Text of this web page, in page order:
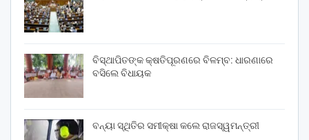
ବିସ୍ଥାପିତଙ୍କ କ୍ଷତିପୂରଣରେ ବିଳମ୍ବ: ଧାରଣାରେ
ବସିଲେ ବିଧାୟକ
ବନ୍ୟା ସ୍ଥିତିର ସମୀକ୍ଷା କଲେ ରାଜସ୍ୱମନ୍ତ୍ରୀ